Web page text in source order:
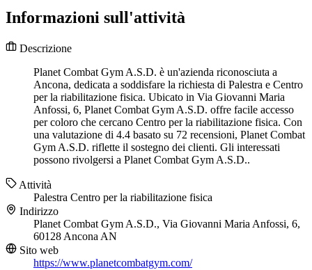
Informazioni sull'attività
Descrizione
Planet Combat Gym A.S.D. è un'azienda riconosciuta a
Ancona, dedicata a soddisfare la richiesta di Palestra e Centro
per la riabilitazione fisica. Ubicato in Via Giovanni Maria
Anfossi, 6, Planet Combat Gym A.S.D. offre facile accesso
per coloro che cercano Centro per la riabilitazione fisica. Con
una valutazione di 4.4 basato su 72 recensioni, Planet Combat
Gym A.S.D. riflette il sostegno dei clienti. Gli interessati
possono rivolgersi a Planet Combat Gym A.S.D..
Attività
Palestra Centro per la riabilitazione fisica
Indirizzo
Planet Combat Gym A.S.D., Via Giovanni Maria Anfossi, 6,
60128 Ancona AN
Sito web
https://www.planetcombatgym.com/